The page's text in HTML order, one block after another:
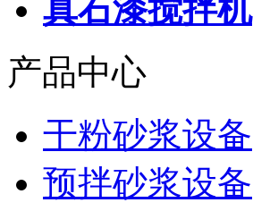
真石漆搅拌机
产品中心
干粉砂浆设备
预拌砂浆设备